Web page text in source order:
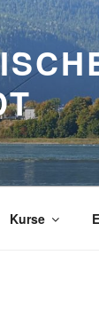
Kurse